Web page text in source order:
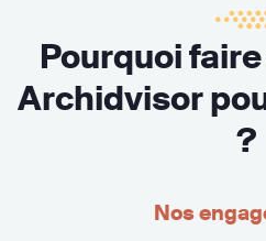
Pourquoi
Archidvisor
?
Nos